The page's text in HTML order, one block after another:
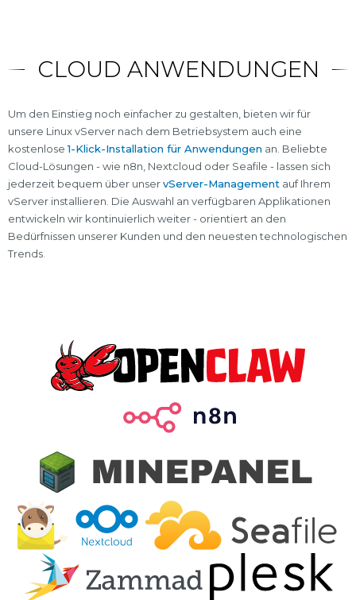
CLOUD ANWENDUNGEN
Um den Einstieg noch einfacher zu gestalten, bieten wir für
unsere Linux vServer nach dem Betriebsystem auch eine
kostenlose1-Klick-Installation für Anwendungen an. Beliebte
Cloud-Lösungen - wie n8n, Nextcloud oder Seafile - lassen sich
jederzeit bequem über unservServer-Management auf Ihrem
vServer installieren. Die Auswahl an verfügbaren Applikationen
entwickeln wir kontinuierlich weiter - orientiert an den
Bedürfnissen unserer Kunden und den neuesten technologischen
Trends.